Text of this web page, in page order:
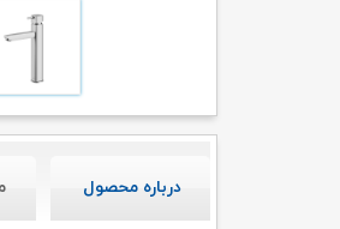
درباره محصول